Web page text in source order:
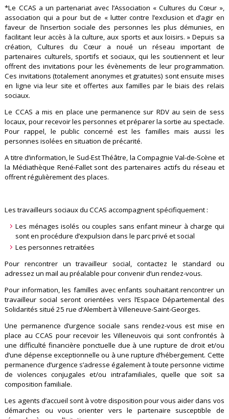
*Le CCAS a un partenariat avec l’Association « Cultures du Cœur »,
association qui a pour but de « lutter contre l’exclusion et d’agir en
faveur de l’insertion sociale des personnes les plus démunies, en
facilitant leur accès à la culture, aux sports et aux loisirs. » Depuis sa
création, Cultures du Cœur a noué un réseau important de
partenaires culturels, sportifs et sociaux, qui les soutiennent et leur
offrent des invitations pour les évènements de leur programmation.
Ces invitations (totalement anonymes et gratuites) sont ensuite mises
en ligne via leur site et offertes aux familles par le biais des relais
sociaux.
Le CCAS a mis en place une permanence sur RDV au sein de sess
locaux, pour recevoir les personnes et préparer la sortie au spectacle.
Pour rappel, le public concerné est les familles mais aussi les
personnes isolées en situation de précarité.
A titre d’information, le Sud-Est Théâtre, la Compagnie Val-de-Scène et
la Médiathèque René-Fallet sont des partenaires actifs du réseau et
offrent régulièrement des places.
Les travailleurs sociaux du CCAS accompagnent spécifiquement :
Les ménages isolés ou couples sans enfant mineur à charge qui
sont en procédure d’expulsion dans le parc privé et social
Les personnes retraitées
Pour rencontrer un travailleur social, contactez le standard ou
adressez un mail au préalable pour convenir d’un rendez-vous.
Pour information, les familles avec enfants souhaitant rencontrer un
travailleur social seront orientées vers l’Espace Départemental des
Solidarités situé 25 rue d’Alembert à Villeneuve-Saint-Georges.
Une permanence d’urgence sociale sans rendez-vous est mise en
place au CCAS pour recevoir les Villeneuvois qui sont confrontés à
une difficulté financière ponctuelle due à une rupture de droit et/ou
d’une dépense exceptionnelle ou à une rupture d’hébergement. Cette
permanence d’urgence s’adresse également à toute personne victime
de violences conjugales et/ou intrafamiliales, quelle que soit sa
composition familiale.
Les agents d’accueil sont à votre disposition pour vous aider dans vos
démarches ou vous orienter vers le partenaire susceptible de